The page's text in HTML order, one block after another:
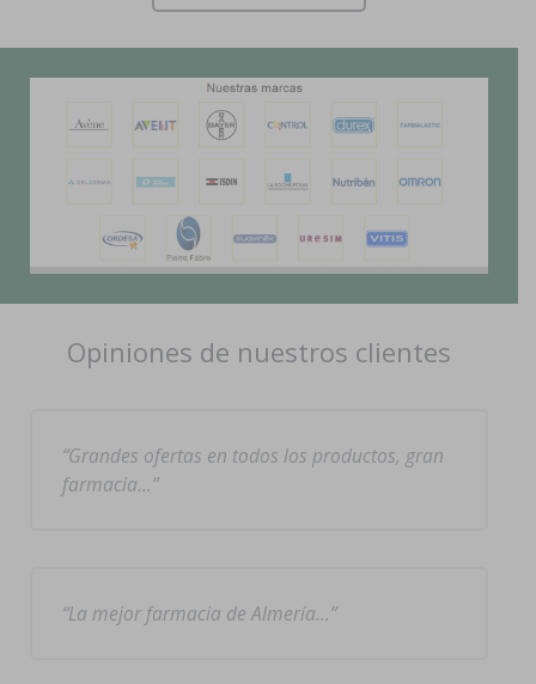
Opiniones de nuestros clientes
Grandes ofertas en todos los productos, gran
farmacia…
La mejor farmacia de Almería…